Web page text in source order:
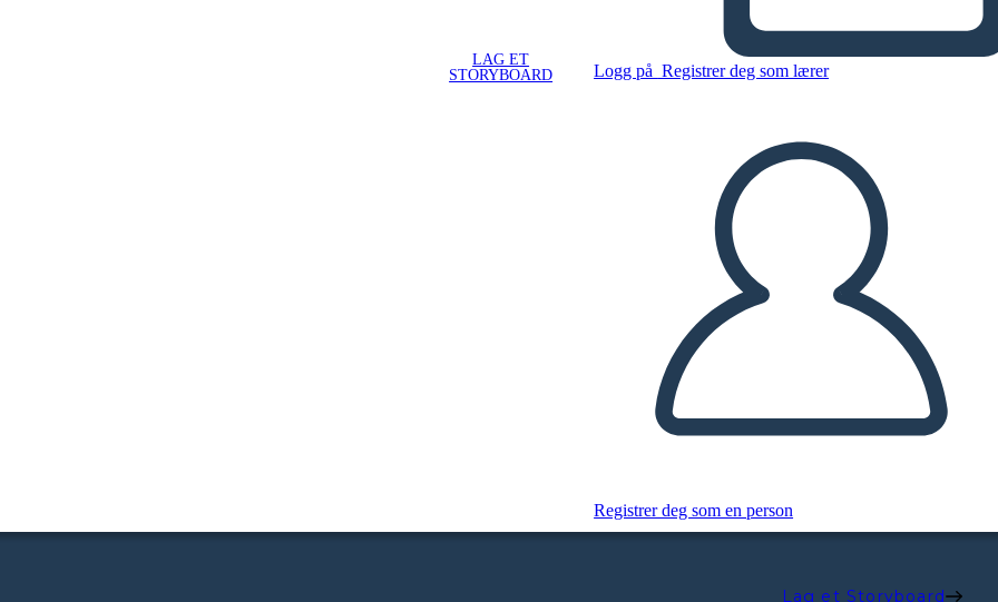
LAG ET
STORYBOARD
Logg på Registrer deg som lærer
Registrer deg som en person
Lag et Storyboard